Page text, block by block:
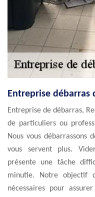
Entreprise débarras
Entreprise de débarras,
de particuliers ou
Nous vous débarrassons
vous servent plus.
présente une tâche
minutie. Notre objectif
nécessaires pour